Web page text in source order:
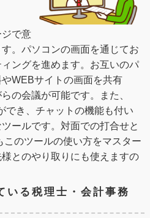
で意
。パソコンの画面を通じてお
ングを進めます。お互いのパ
WEBサイトの画面を共有
の会議が可能です。また、
でき、チャットの機能も付い
ールです。対面での打合せと
このツールの使い方をマスター
とのやり取りにも使えますの
いる税理士・会計事務